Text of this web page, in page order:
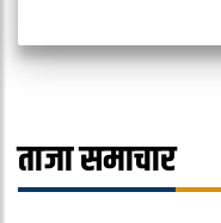
ताजा समाचार